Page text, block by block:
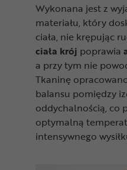
Wykonana jest z
materiału, który
ciała, nie krępując
ciała krój poprawia
a przy tym nie
Tkaninę
balansu pomiędzy
oddychalnością, co
optymalną
intensywnego